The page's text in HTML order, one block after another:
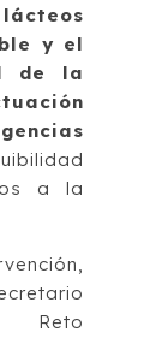
y el
de la
a la